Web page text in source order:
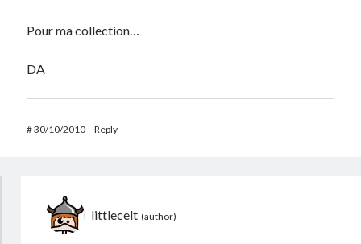
Pour ma collection…
DA
#30/10/2010 Reply
littlecelt